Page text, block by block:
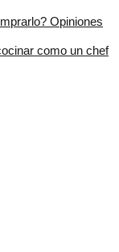
Opiniones
como un chef